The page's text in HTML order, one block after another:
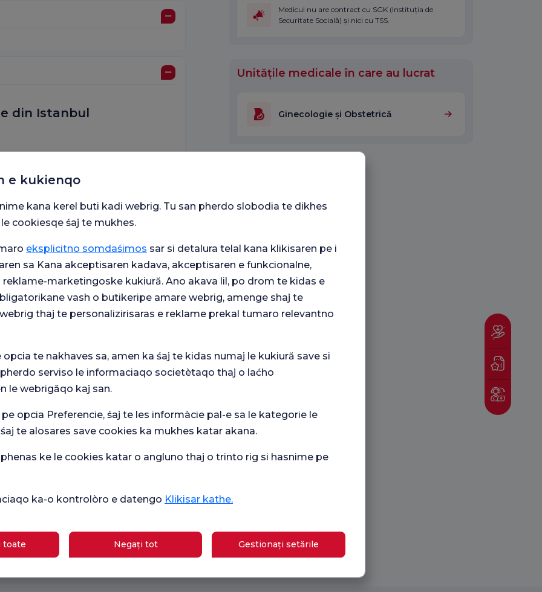
din Istanbul
de Medicină
de Obstetrică
Cukurova
Medicul nu are contract cu SGK (Instituția de
Securitate Socială) și nici cu TSS.
Unitățile medicale în care au lucrat
Ginecologie și Obstetrică
e kukienqo
kana kerel buti kadi webrig. Tu san pherdo slobodia te dikhes
cookiesqe śaj te mukhes.
eksplicitno somdaśimos sar si detalura telal kana klikisaren pe i
sa Kana akceptisaren kadava, akceptisaren e funkcionalne,
marketingoske kukiură. Ano akava lil, po drom te kidas e
vash o butikeripe amare webrig, amenge shaj te
thaj te personalizirisaras e reklame prekal tumaro relevantno
opcia te nakhaves sa, amen ka śaj te kidas numaj le kukiură save si
serviso le informaciaqo societètaqo thaj o laćho
le webrigăqo kaj san.
opcia Preferencie, śaj te les informàcie pal-e sa le kategorie le
te alosares save cookies ka mukhes katar akana.
ke le cookies katar o angluno thaj o trinto rig si hasnime pe
ka-o kontrolòro e datengo Klikisar kathe.
toate Negați tot Gestionați setările